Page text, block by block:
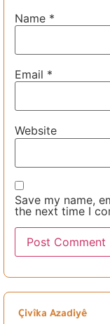
Name *
Email *
Website
Save my name,
the next time I
Çivîka Azadiyê